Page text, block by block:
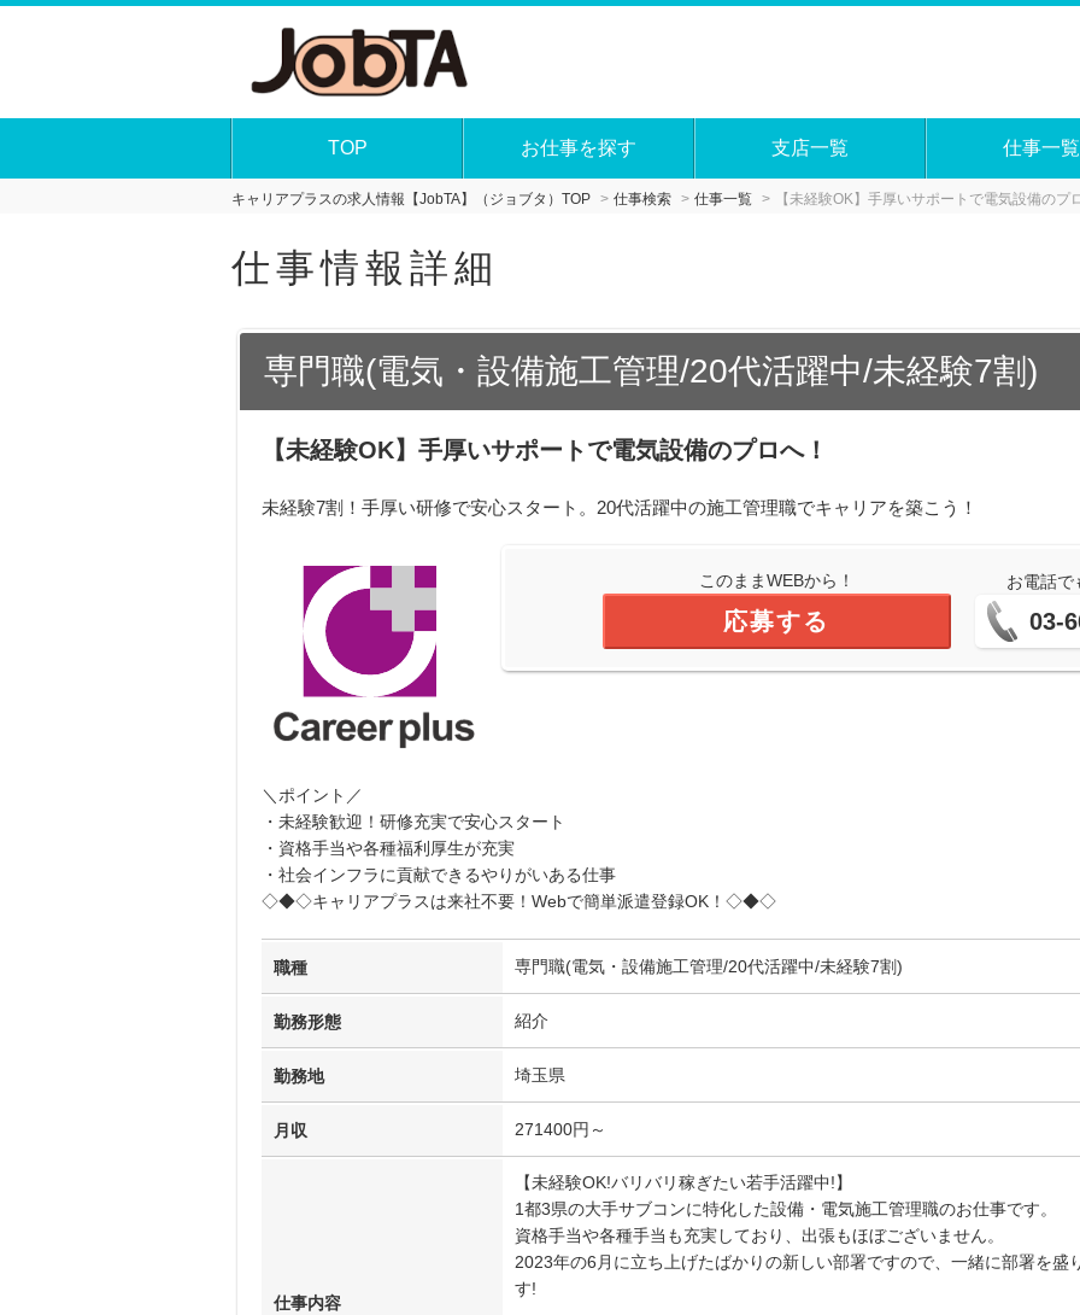
TOP お仕事を探す 支店一覧 仕事一覧
キャリアプラスの求人情報【JobTA】（ジョブタ）TOP 仕事検索 仕事一覧 【未経験OK】手厚いサポートで電気設備のプ
仕事情報詳細
専門職(電気・設備施工管理/20代活躍中/未経験7割)
【未経験OK】手厚いサポートで電気設備のプロへ！
未経験7割！手厚い研修で安心スタート。20代活躍中の施工管理職でキャリアを築こう！
このままWEBから！
応募する
お電話で
03-
＼ポイント／
・未経験歓迎！研修充実で安心スタート
・資格手当や各種福利厚生が充実
・社会インフラに貢献できるやりがいある仕事
◇◆◇キャリアプラスは来社不要！Webで簡単派遣登録OK！◇◆◇
職種 専門職(電気・設備施工管理/20代活躍中/未経験7割)
勤務形態 紹介
勤務地 埼玉県
月収 271400円～
仕事内容
【未経験OK!バリバリ稼ぎたい若手活躍中!】
1都3県の大手サブコンに特化した設備・電気施工管理職のお仕事です。
資格手当や各種手当も充実しており、出張もほぼございません。
2023年の6月に立ち上げたばかりの新しい部署ですので、一緒に部署を盛
す!